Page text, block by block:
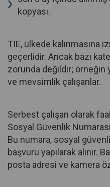
kopyası.
TIE, ülkede kalınmasına
geçerlidir. Ancak bazı
zorunda değildir; örneğin
ve mevsimlik çalışanlar.
Serbest çalışan olarak
Sosyal Güvenlik
Bu numara, sosyal
başvuru yapılarak alınır.
posta adresi ve kamera